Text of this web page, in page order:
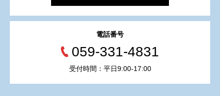
電話番号
059-331-4831
受付時間：平日9:00-17:00